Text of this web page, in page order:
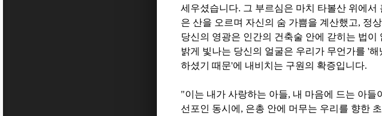
세우셨습니다. 그 부르심은 마치 타볼산 위에
은 산을 오르며 자신의 숨 가쁨을 계산했고, 정
당신의 영광은 인간의 건축술 안에 갇히는 법이
밝게 빛나는 당신의 얼굴은 우리가 무언가를 '해
하셨기 때문'에 내비치는 구원의 확증입니다.
"이는 내가 사랑하는 아들, 내 마음에 드는 아들
선포인 동시에 , 은총 안에 머무는 우리를 향한